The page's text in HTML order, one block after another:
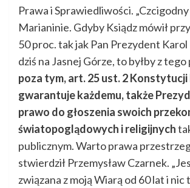
Prawa i Sprawiedliwości.
Marianinie. Gdyby Ksiądz mówił
50 proc. tak jak Pan Prezydent
dziś na Jasnej Górze, to byłby z
poza tym, art. 25 ust. 2 Konstytucji
gwarantuje każdemu, także
prawo do głoszenia swoich
światopoglądowych i religijnych
publicznym. Warto prawa
stwierdził Przemysław Czarnek.
związana z moją Wiarą od 60 lat i nic